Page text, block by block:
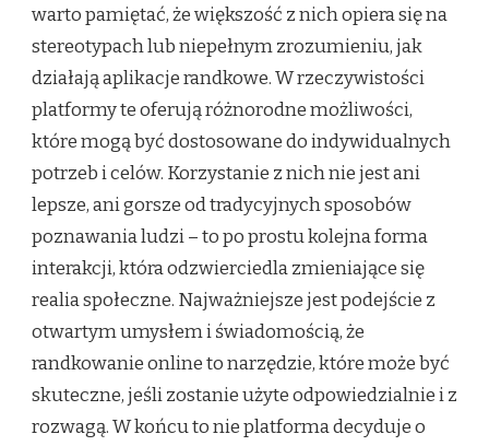
warto pamiętać, że większość z nich opiera się na
stereotypach lub niepełnym zrozumieniu, jak
działają aplikacje randkowe. W rzeczywistości
platformy te oferują różnorodne możliwości,
które mogą być dostosowane do indywidualnych
potrzeb i celów. Korzystanie z nich nie jest ani
lepsze, ani gorsze od tradycyjnych sposobów
poznawania ludzi – to po prostu kolejna forma
interakcji, która odzwierciedla zmieniające się
realia społeczne. Najważniejsze jest podejście z
otwartym umysłem i świadomością, że
randkowanie online to narzędzie, które może być
skuteczne, jeśli zostanie użyte odpowiedzialnie i z
rozwagą. W końcu to nie platforma decyduje o